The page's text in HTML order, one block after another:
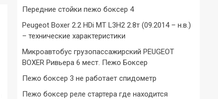
Передние стойки пежо боксер 4
Peugeot Boxer 2.2 HDi MT L3H2 2.8т (09.2014 – н.в.)
– технические характеристики
Микроавтобус грузопассажирский PEUGEOT
BOXER Ривьера 6 мест. Пежо Боксер
Пежо боксер 3 не работает спидометр
Пежо боксер реле стартера где находится